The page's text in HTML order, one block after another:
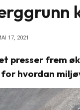
17, 2021
presser frem
for hvordan